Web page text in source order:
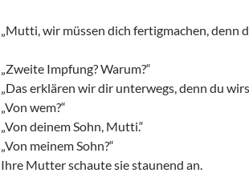
„Mutti, wir müssen dich fertigmachen, denn
„Zweite Impfung? Warum?“
„Das erklären wir dir unterwegs, denn du
„Von wem?“
„Von deinem Sohn, Mutti.“
„Von meinem Sohn?“
Ihre Mutter schaute sie staunend an.